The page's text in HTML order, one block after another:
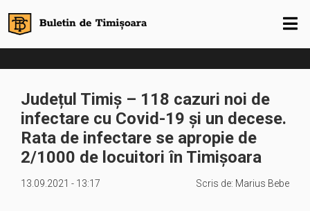
Județul Timiș – 118 cazuri noi de
infectare cu Covid-19 și un decese.
Rata de infectare se apropie de
2/1000 de locuitori în Timișoara
13.09.2021 - 13:17 Scris de: Marius Bebe